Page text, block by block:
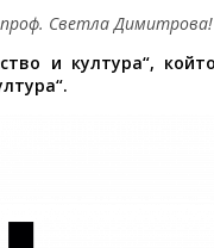
проф. Светла Димитрова!
и култура“,